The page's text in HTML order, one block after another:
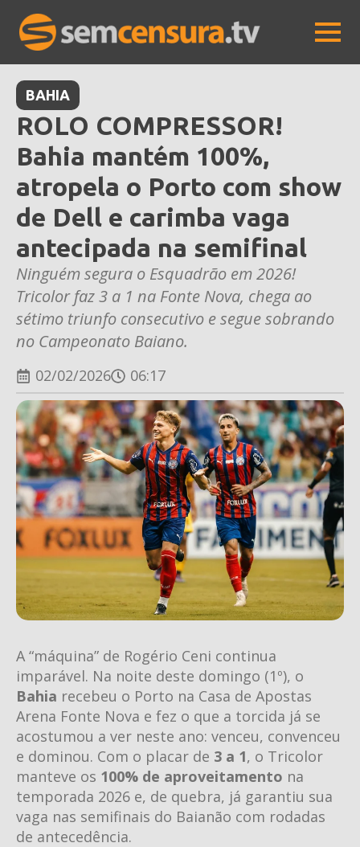
BAHIA
ROLO COMPRESSOR!
Bahia mantém 100%,
atropela o Porto com show
de Dell e carimba vaga
antecipada na semifinal
Ninguém segura o Esquadrão em 2026!
Tricolor faz 3 a 1 na Fonte Nova, chega ao
sétimo triunfo consecutivo e segue sobrando
no Campeonato Baiano.
02/02/2026 06:17
A “máquina” de Rogério Ceni continua
imparável. Na noite deste domingo (1º), o
Bahia recebeu o Porto na Casa de Apostas
Arena Fonte Nova e fez o que a torcida já se
acostumou a ver neste ano: venceu, convenceu
e dominou. Com o placar de 3 a 1, o Tricolor
manteve os 100% de aproveitamento na
temporada 2026 e, de quebra, já garantiu sua
vaga nas semifinais do Baianão com rodadas
de antecedência.